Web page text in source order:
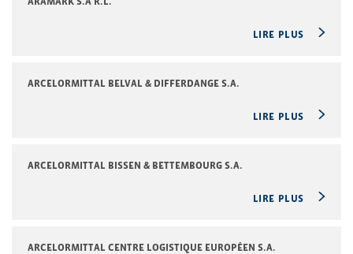
LIRE PLUS
ARCELORMITTAL BELVAL & DIFFERDANGE S.A.
LIRE PLUS
ARCELORMITTAL BISSEN & BETTEMBOURG S.A.
LIRE PLUS
ARCELORMITTAL CENTRE LOGISTIQUE EUROPÉEN S.A.